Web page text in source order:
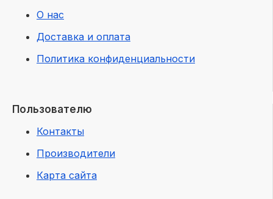
О нас
Доставка и оплата
Политика конфиденциальности
Пользователю
Контакты
Производители
Карта сайта